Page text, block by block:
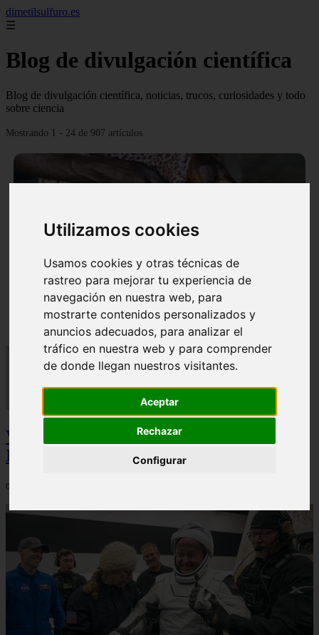
Utilizamos cookies
Usamos cookies y otras técnicas de
rastreo para mejorar tu experiencia de
navegación en nuestra web, para
mostrarte contenidos personalizados y
anuncios adecuados, para analizar el
tráfico en nuestra web y para comprender
de donde llegan nuestros visitantes.
Aceptar
Rechazar
Configurar
dimetilsulfuro.es
☰
Blog de divulgación científica
Blog de divulgación científica, noticias, trucos, curiosidades y todo
sobre ciencia
Mostrando 1 - 24 de 907 artículos
En África harán lo que parecía imposible: Utilizarán
moléculas de agua para cocinar sus alimentos
Video Advertencias desde la cúspide de la
IA: Hinton y el posible colapso social
06/03/2026